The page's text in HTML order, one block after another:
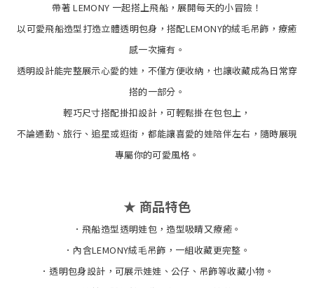
帶著 LEMONY 一起搭上飛船，展開每天的小冒險！
以可愛飛船造型打造立體透明包身，搭配LEMONY的絨毛吊飾，療癒
感一次擁有。
透明設計能完整展示心愛的娃，不僅方便收納，也讓收藏成為日常穿
搭的一部分。
輕巧尺寸搭配掛扣設計，可輕鬆掛在包包上，
不論通勤、旅行、追星或逛街，都能讓喜愛的娃陪伴左右，隨時展現
專屬你的可愛風格。
★ 商品特色
．飛船造型透明娃包，造型吸睛又療癒。
． 內含LEMONY絨毛吊飾，一組收藏更完整。
．透明包身設計，可展示娃娃、公仔、吊飾等收藏小物。